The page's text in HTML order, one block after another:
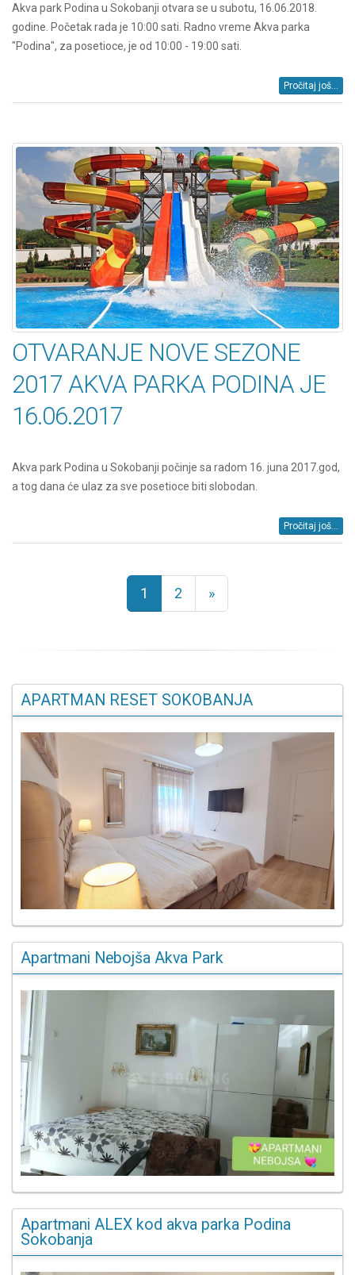
Akva park Podina u Sokobanji otvara se u subotu, 16.06.2018.
godine. Početak rada je 10:00 sati. Radno vreme Akva parka
"Podina", za posetioce, je od 10:00 - 19:00 sati.
Pročitaj još...
OTVARANJE NOVE SEZONE
2017 AKVA PARKA PODINA JE
16.06.2017
Akva park Podina u Sokobanji počinje sa radom 16. juna 2017.god,
a tog dana će ulaz za sve posetioce biti slobodan.
Pročitaj još...
1 2 »
APARTMAN RESET SOKOBANJA
Apartmani Nebojša Akva Park
Apartmani ALEX kod akva parka Podina
Sokobanja